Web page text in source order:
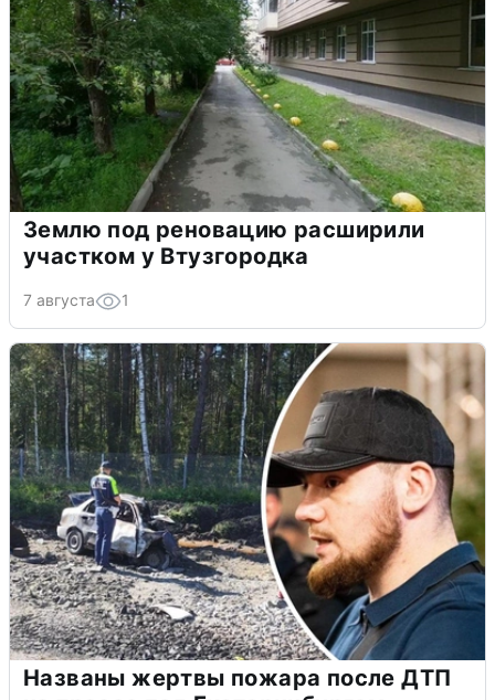
Землю под реновацию расширили
участком у Втузгородка
7 августа 1
Названы жертвы пожара после ДТП